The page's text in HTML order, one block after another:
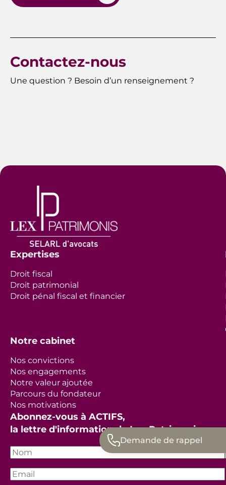
Demande de rappel
Contactez-nous
Une question ? Besoin d’un renseignement ?
Expertises
Droit fiscal
Droit patrimonial
Droit pénal fiscal et financier
Notre cabinet
Nos convictions
Nos engagements
Notre valeur ajoutée
Parcours du fondateur
Nos motivations
Abonnez-vous à ACTIFS,
la lettre d'information de Lex Patrimonis